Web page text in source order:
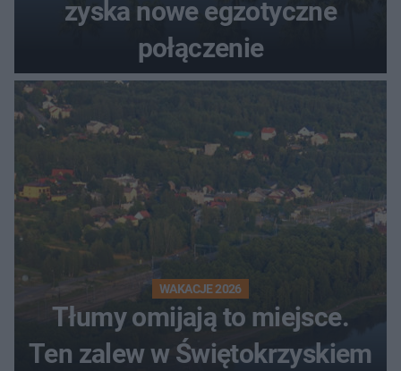
zyska nowe egzotyczne
połączenie
WAKACJE 2026
Tłumy omijają to miejsce.
Ten zalew w Świętokrzyskiem